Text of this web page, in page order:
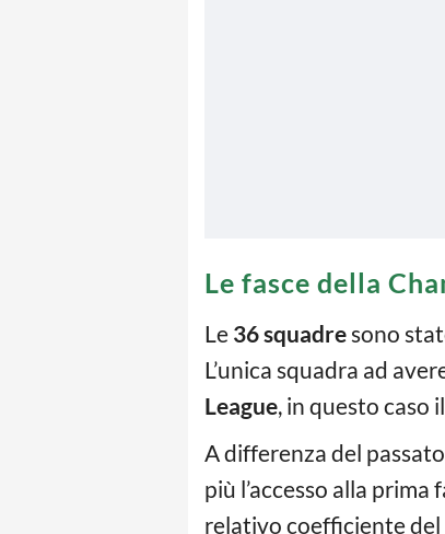
Le fasce della
Le 36 squadre sono
L’unica squadra ad
League, in questo caso
A differenza del
più l’accesso alla
relativo coefficiente